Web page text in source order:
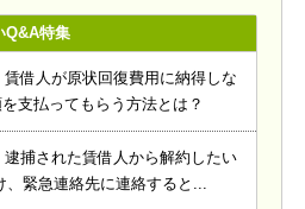
Q&A特集
賃借人が原状回復費用に納得しな
支払ってもらう方法とは？
逮捕された賃借人から解約したい
、緊急連絡先に連絡すると...